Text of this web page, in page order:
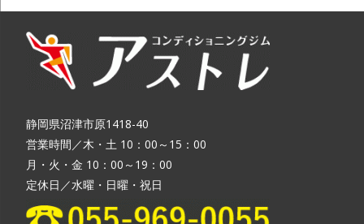
静岡県沼津市原1418-40
営業時間／木・土 10：00～15：00
月・火・金 10：00～19：00
定休日／水曜・日曜・祝日